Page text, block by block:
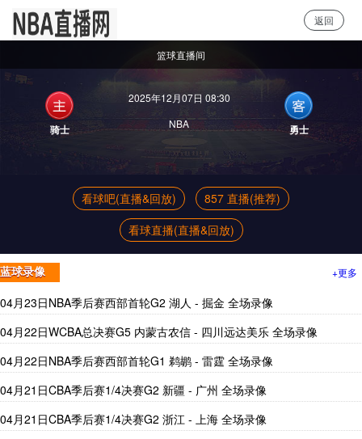
返回
篮球直播间
骑士
2025年12月07日 08:30
NBA
勇士
看球吧(直播&回放)
857 直播(推荐)
看球直播(直播&回放)
蓝球录像 +更多
04月23日NBA季后赛西部首轮G2 湖人 - 掘金 全场录像
04月22日WCBA总决赛G5 内蒙古农信 - 四川远达美乐 全场录像
04月22日NBA季后赛西部首轮G1 鹈鹕 - 雷霆 全场录像
04月21日CBA季后赛1/4决赛G2 新疆 - 广州 全场录像
04月21日CBA季后赛1/4决赛G2 浙江 - 上海 全场录像